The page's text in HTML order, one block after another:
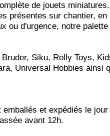
de jouets miniatures.
présentes sur chantier, en
ou d'urgence, notre
Siku, Rolly Toys,
Universal Hobbies ainsi
et expédiés le jour
avant 12h.